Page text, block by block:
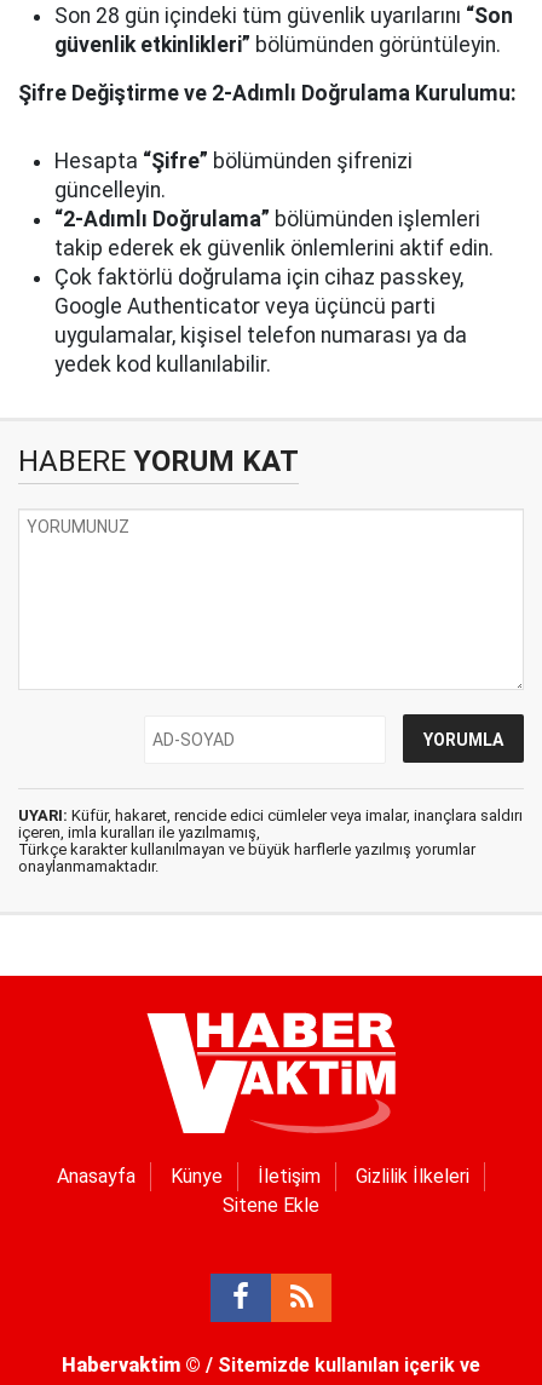
Son 28 gün içindeki tüm güvenlik uyarılarını “Son
güvenlik etkinlikleri” bölümünden görüntüleyin.
Şifre Değiştirme ve 2-Adımlı Doğrulama Kurulumu:
Hesapta “Şifre” bölümünden şifrenizi
güncelleyin.
“2-Adımlı Doğrulama” bölümünden işlemleri
takip ederek ek güvenlik önlemlerini aktif edin.
Çok faktörlü doğrulama için cihaz passkey,
Google Authenticator veya üçüncü parti
uygulamalar, kişisel telefon numarası ya da
yedek kod kullanılabilir.
HABERE YORUM KAT
UYARI: Küfür, hakaret, rencide edici cümleler veya imalar, inançlara saldırı
içeren, imla kuralları ile yazılmamış,
Türkçe karakter kullanılmayan ve büyük harflerle yazılmış yorumlar
onaylanmamaktadır.
Anasayfa Künye İletişim
Gizlilik İlkeleri
Sitene Ekle
Habervaktim © / Sitemizde kullanılan içerik ve